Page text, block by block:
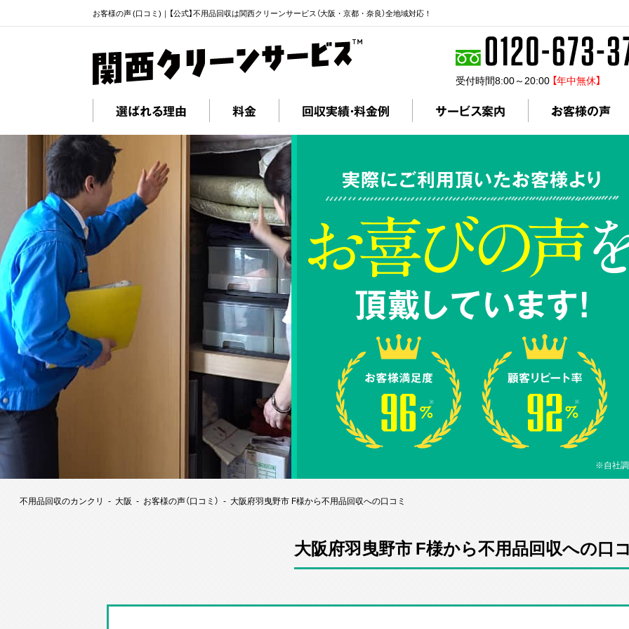
お客様の声 (口コミ)｜【公式】不用品回収は関西クリーンサービス（大阪・京都・奈良）全地域対応！
受付時間8:00～20:00 【年中無休】
選ばれる理由 料金 回収実績・料金例 サービス案内 お客様の声
実際にご利用頂いたお客様より
頂戴しています!
※自社
不用品回収のカンクリ 大阪 お客様の声（口コミ） 大阪府羽曳野市 F様から不用品回収への口コミ
大阪府羽曳野市 F様から不用品回収への口